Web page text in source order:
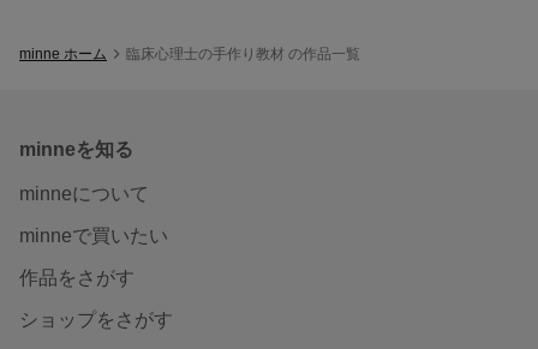
minne ホーム 臨床心理士の手作り教材 の作品一覧
minneを知る
minneについて
minneで買いたい
作品をさがす
ショップをさがす